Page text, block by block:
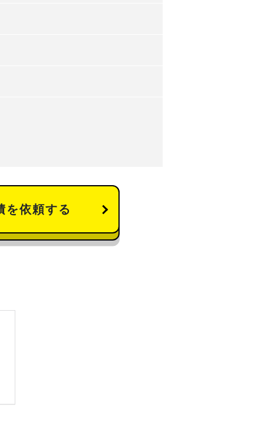
を依頼する